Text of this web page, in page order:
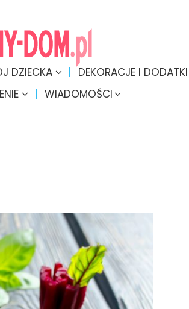
DZIECKA DEKORACJE I DODATKI
WIADOMOŚCI